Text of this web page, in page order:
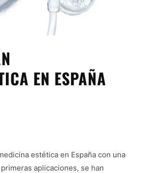
EN ESPAÑA
estética en España con una
aplicaciones, se han